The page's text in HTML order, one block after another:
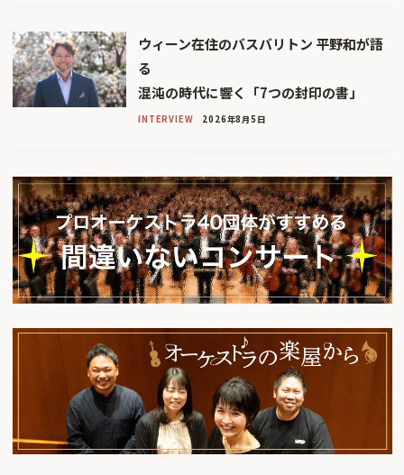
ウィーン在住のバスバリトン 平野和が語
る
混沌の時代に響く「7つの封印の書」
INTERVIEW 2026年8月5日